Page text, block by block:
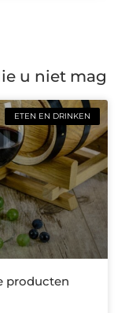
u niet mag
ETEN EN DRINKEN
producten